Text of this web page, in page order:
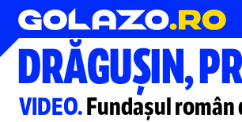
Stranieri
DRĂGUȘIN,
VIDEO.Fundașul